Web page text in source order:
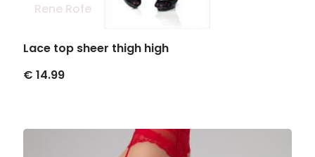
Rene Rofe
Lace top sheer thigh high
€ 14.99